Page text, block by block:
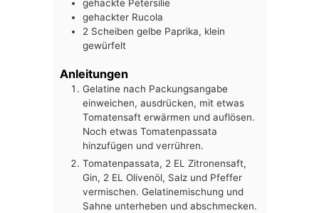
gehackte Petersilie
gehackter Rucola
2 Scheiben gelbe Paprika, klein
gewürfelt
Anleitungen
Gelatine nach Packungsangabe
einweichen, ausdrücken, mit etwas
Tomatensaft erwärmen und auflösen.
Noch etwas Tomatenpassata
hinzufügen und verrühren.
Tomatenpassata, 2 EL Zitronensaft,
Gin, 2 EL Olivenöl, Salz und Pfeffer
vermischen. Gelatinemischung und
Sahne unterheben und abschmecken.